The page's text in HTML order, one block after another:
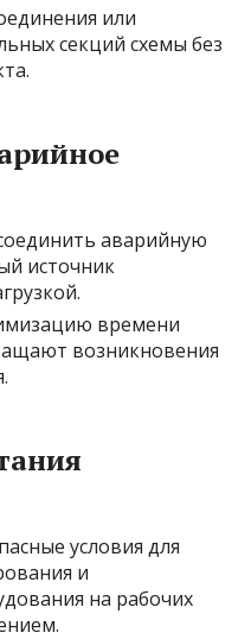
или
секций схемы без
аварийную
источник
времени
возникновения
условия для
и
на рабочих